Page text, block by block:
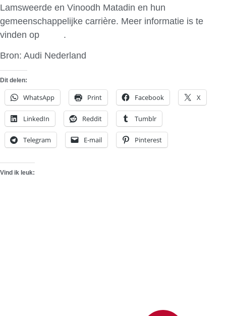
Lamsweerde en Vinoodh Matadin en hun
gemeenschappelijke carrière. Meer informatie is te
vinden op
.
Bron: Audi Nederland
Dit delen:
WhatsApp Print Facebook X
LinkedIn Reddit Tumblr
Telegram E-mail Pinterest
Vind ik leuk: